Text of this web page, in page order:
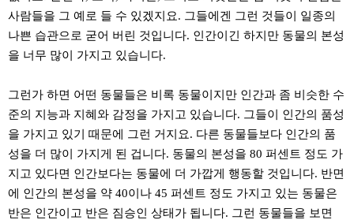
사람들을 그 예로 들 수 있겠지요. 그들에겐 그런 것들이 일종의
나쁜 습관으로 굳어 버린 것입니다. 인간이긴 하지만 동물의 본성
을 너무 많이 가지고 있습니다.
그런가 하면 어떤 동물들은 비록 동물이지만 인간과 좀 비슷한 수
준의 지능과 지혜와 감정을 가지고 있습니다. 그들이 인간의 품성
을 가지고 있기 때문에 그런 거지요. 다른 동물들보다 인간의 품
성을 더 많이 가지게 된 겁니다. 동물의 본성을 80 퍼센트 정도 가
지고 있다면 인간보다는 동물에 더 가깝게 행동할 것입니다. 반면
에 인간의 본성을 약 40이나 45 퍼센트 정도 가지고 있는 동물은
반은 인간이고 반은 짐승인 상태가 됩니다. 그런 동물들을 보면